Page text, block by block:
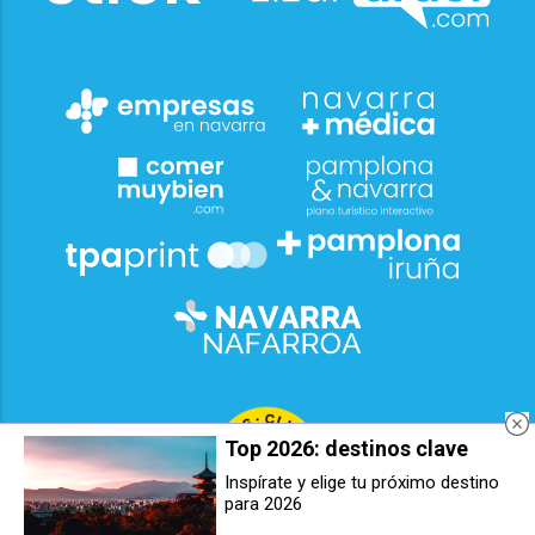
Top 2026: destinos clave
Inspírate y elige tu próximo destino
para 2026